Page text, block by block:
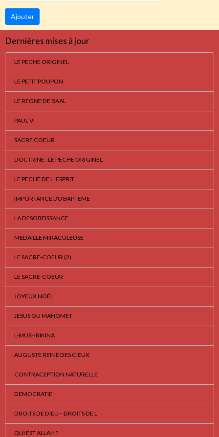
Ajouter
Dernières mises à jour
LE PECHE ORIGINEL
LE PETIT POUPON
LE REGNE DE BAAL
PAUL VI
SACRE COEUR
DOCTRINE : LE PECHE ORIGINEL
LE PECHE DE L 'ESPRIT
IMPORTANCE DU BAPTEME
LA DESOBEISSANCE
MEDAILLE MIRACULEUSE
LE SACRE-COEUR (2)
LE SACRE-COEUR
JOYEUX NOËL
JESUS OU MAHOMET
L-MUSHRIKINA
AUGUSTE REINE DES CIEUX
CONTRACEPTION NATURELLE
DEMOCRATIE
DROITS DE DIEU-- DROITS DE L
QUI EST ALLAH ?